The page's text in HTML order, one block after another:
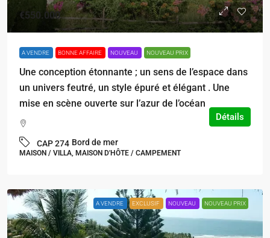
€550.000
A VENDRE BONNE AFFAIRE NOUVEAU NOUVEAU PRIX
Une conception étonnante ; un sens de l’espace dans
un univers feutré, un style épuré et élégant . Une
mise en scène ouverte sur l’azur de l’océan
CAP 274 Bord de mer
MAISON / VILLA, MAISON D'HÔTE / CAMPEMENT
Détails
A VENDRE EXCLUSIF NOUVEAU NOUVEAU PRIX